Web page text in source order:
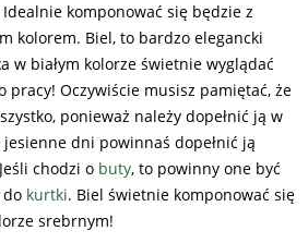
komponować się będzie z
kolorem. Biel, to bardzo elegancki
w białym kolorze świetnie wyglądać
pracy! Oczywiście musisz pamiętać, że
ponieważ należy dopełnić ją w
dni powinnaś dopełnić ją
chodzi o buty, to powinny one być
kurtki. Biel świetnie komponować się
srebrnym!